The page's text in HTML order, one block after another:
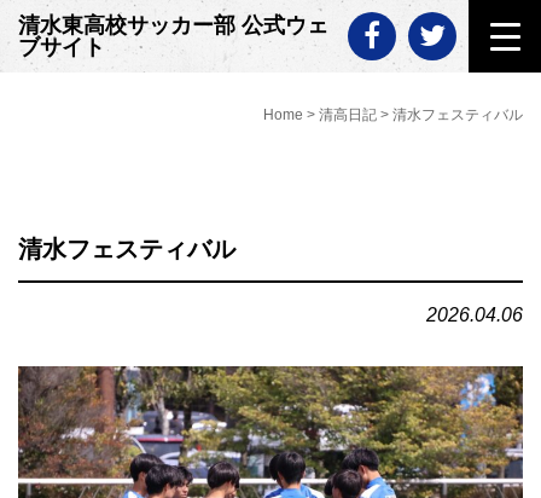
Skip
to
content
清水東高校サッカー部 公式ウェ
ブサイト
Home > 清高日記 > 清水フェスティバル
清水フェスティバル
2026.04.06